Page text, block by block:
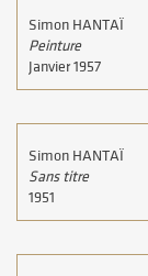
Simon HANTAÏ
Peinture
Janvier 1957
Simon HANTAÏ
Sans titre
1951